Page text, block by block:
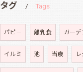
タグ Tags
パピ－ 離乳食 ガーデ
イルミ 池 当歳